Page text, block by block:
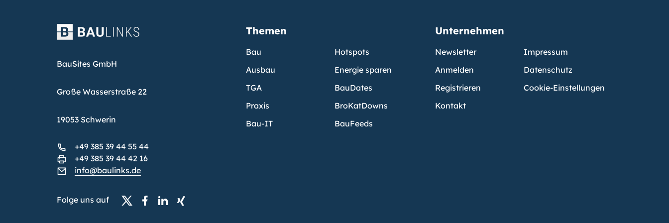
BauSites GmbH
Große Wasserstraße 22
19053 Schwerin
+49 385 39 44 55 44
+49 385 39 44 42 16
info@baulinks.de
Folge uns auf
Themen
Bau
Ausbau
TGA
Praxis
Bau-IT
Hotspots
Energie sparen
BauDates
BroKatDowns
BauFeeds
Unternehmen
Newsletter
Anmelden
Registrieren
Kontakt
Impressum
Datenschutz
Cookie-Einstellungen